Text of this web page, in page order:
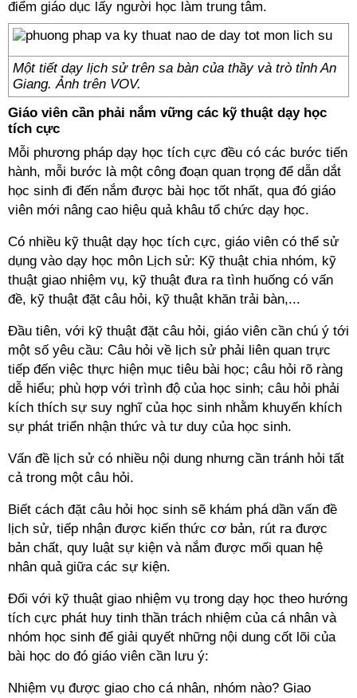
điểm giáo dục lấy người học làm trung tâm.
Một tiết dạy lịch sử trên sa bàn của thầy và trò tỉnh An
Giang. Ảnh trên VOV.
Giáo viên cần phải nắm vững các kỹ thuật dạy học
tích cực
Mỗi phương pháp dạy học tích cực đều có các bước tiến
hành, mỗi bước là một công đoạn quan trọng để dẫn dắt
học sinh đi đến nắm được bài học tốt nhất, qua đó giáo
viên mới nâng cao hiệu quả khâu tổ chức dạy học.
Có nhiều kỹ thuật dạy học tích cực, giáo viên có thể sử
dụng vào dạy học môn Lịch sử: Kỹ thuật chia nhóm, kỹ
thuật giao nhiệm vụ, kỹ thuật đưa ra tình huống có vấn
đề, kỹ thuật đặt câu hỏi, kỹ thuật khăn trải bàn,...
Đầu tiên, với kỹ thuật đặt câu hỏi, giáo viên cần chú ý tới
một số yêu cầu: Câu hỏi về lịch sử phải liên quan trực
tiếp đến việc thực hiện mục tiêu bài học; câu hỏi rõ ràng
dễ hiểu; phù hợp với trình độ của học sinh; câu hỏi phải
kích thích sự suy nghĩ của học sinh nhằm khuyến khích
sự phát triển nhận thức và tư duy của học sinh.
Vấn đề lịch sử có nhiều nội dung nhưng cần tránh hỏi tất
cả trong một câu hỏi.
Biết cách đặt câu hỏi học sinh sẽ khám phá dần vấn đề
lịch sử, tiếp nhận được kiến thức cơ bản, rút ra được
bản chất, quy luật sự kiện và nắm được mối quan hệ
nhân quả giữa các sự kiện.
Đối với kỹ thuật giao nhiệm vụ trong dạy học theo hướng
tích cực phát huy tinh thần trách nhiệm của cá nhân và
nhóm học sinh để giải quyết những nội dung cốt lõi của
bài học do đó giáo viên cần lưu ý:
Nhiệm vụ được giao cho cá nhân, nhóm nào? Giao